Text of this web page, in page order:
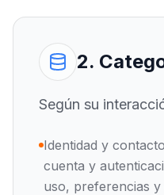
2.
Según su
Identidad y
cuenta y
uso, preferencias